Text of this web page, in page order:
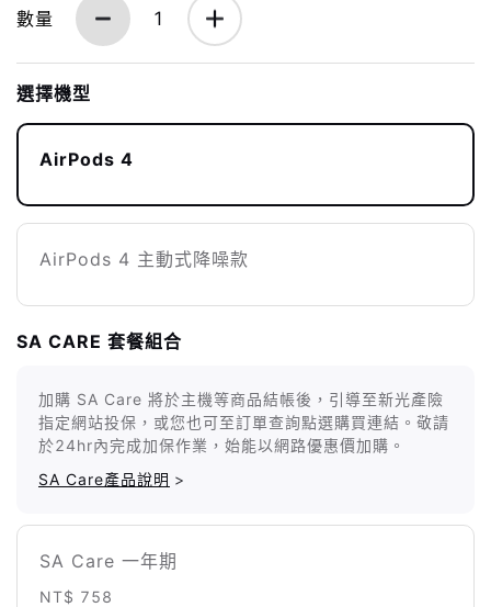
數量 1
選擇機型
AirPods 4
AirPods 4 主動式降噪款
SA CARE 套餐組合
加購 SA Care 將於主機等商品結帳後，引導至新光產險
指定網站投保，或您也可至訂單查詢點選購買連結。敬請
於24hr內完成加保作業，始能以網路優惠價加購。
SA Care產品說明 >
SA Care 一年期
NT$ 758